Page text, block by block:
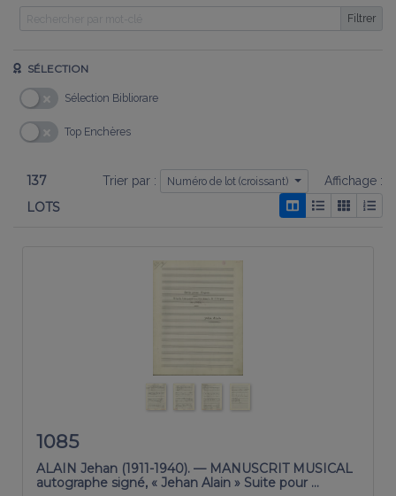
Filtrer
SÉLECTION
Sélection Bibliorare
Top Enchères
137
LOTS
Trier par : Numéro de lot (croissant) Affichage :
1085
ALAIN Jehan (1911-1940). — MANUSCRIT MUSICAL
autographe signé, « Jehan Alain » Suite pour …